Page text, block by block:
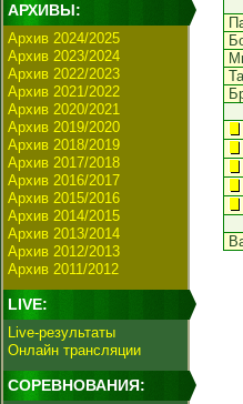
АРХИВЫ:
Архив 2024/2025
Архив 2023/2024
Архив 2022/2023
Архив 2021/2022
Архив 2020/2021
Архив 2019/2020
Архив 2018/2019
Архив 2017/2018
Архив 2016/2017
Архив 2015/2016
Архив 2014/2015
Архив 2013/2014
Архив 2012/2013
Архив 2011/2012
LIVE:
Live-результаты
Онлайн трансляции
СОРЕВНОВАНИЯ: